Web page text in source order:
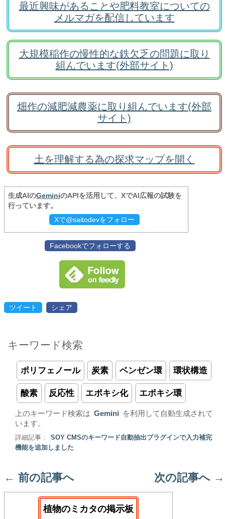
最近興味があることや肥料教室についての
メルマガを配信しています
大規模稲作の慢性的な鉄欠乏の問題に取り
組んでいます(外部サイト)
畑作の減肥減農薬に取り組んでいます(外部
サイト)
土を理解する為の探求マップを開く
生成AIのGeminiのAPIを活用して、XでAI広報の試験を
行っています。
Xで@saitodevをフォロー
Facebookでフォローする
ツイート シェア
キーワード検索
ポリフェノール 炭素 ベンゼン環 環状構造
酸素 反応性 エポキシ化 エポキシ環
上のキーワード検索は Gemini
を利用して自動生成されて
います。
詳細記事 :
SOY CMSのキーワード自動抽出プラグインで入力補完
機能を追加しました
← 前の記事へ 次の記事へ →
植物のミカタの掲示板